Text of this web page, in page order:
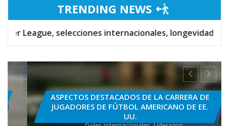
TRENDING NEWS
selecciones internacionales, longevidad
ASPECTOS DESTACADOS DE LA CARRERA DE
JUGADORES DE FÚTBOL AMERICANO DE EE.